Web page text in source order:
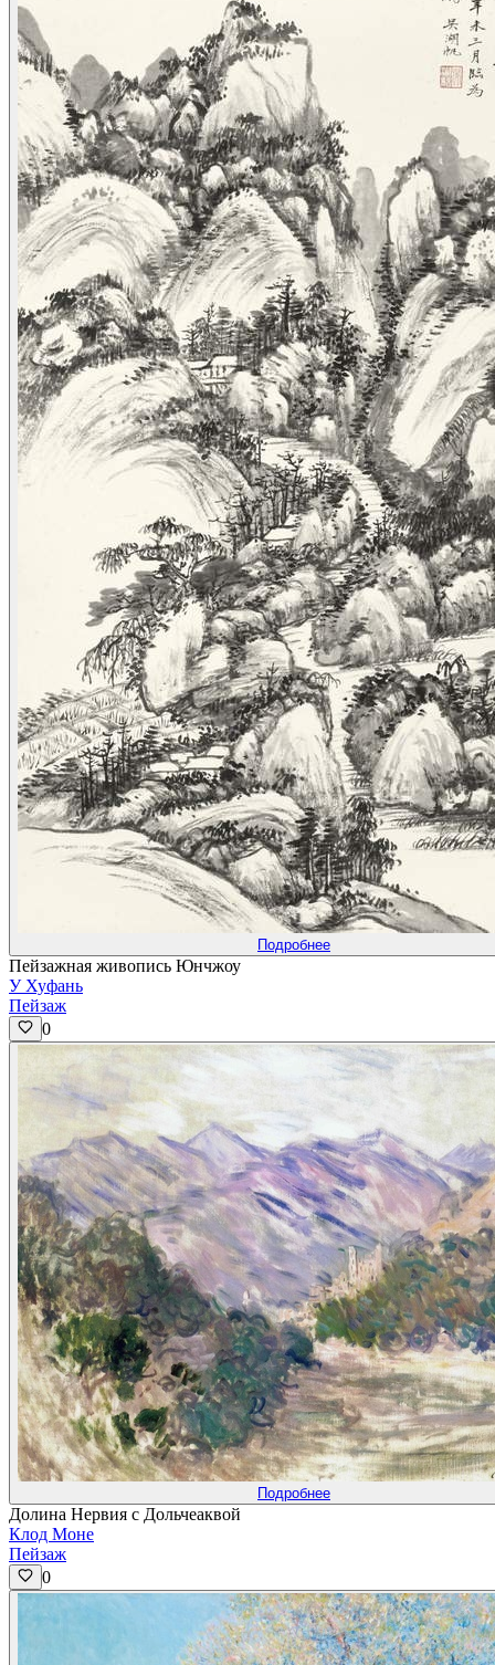
Подробнее
Пейзажная живопись Юнчжоу
У Хуфань
Пейзаж
0
Подробнее
Долина Нервия с Дольчеаквой
Клод Моне
Пейзаж
0